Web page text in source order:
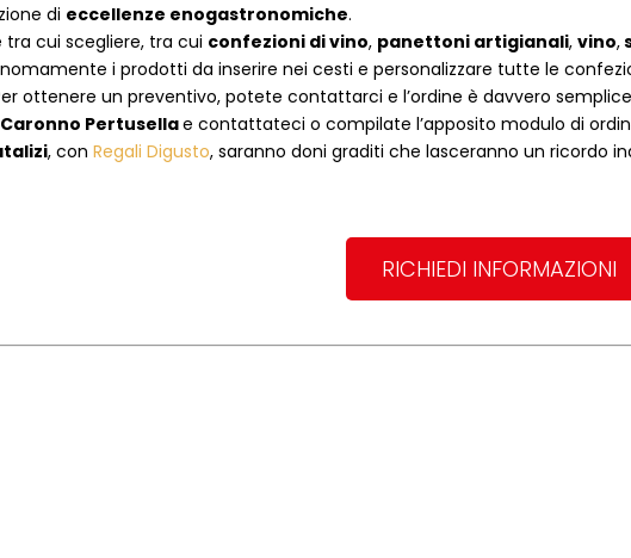
di eccellenze enogastronomiche.
cui scegliere, tra cui confezioni di vino, panettoni artigianali, vino,
i prodotti da inserire nei cesti e personalizzare tutte le
ottenere un preventivo, potete contattarci e l’ordine è davvero
Caronno Pertusellae contattateci o compilate l’apposito modulo di
, con Regali Digusto, saranno doni graditi che lasceranno un ricordo
RICHIEDI INFORMAZIONI